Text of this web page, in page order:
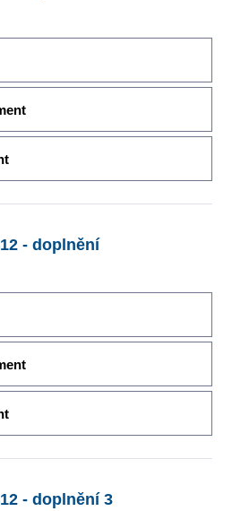
- doplnění
- doplnění 3